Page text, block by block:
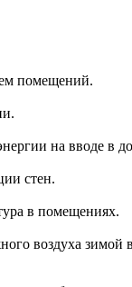
помещений.
на вводе в
стен.
в помещениях.
воздуха зимой